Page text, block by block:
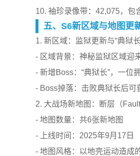
10. 袖珍录像带：42,075，包
五、S6新区域与地图更
1. 新区域：监狱更新与“典狱
- 区域背景：神秘监狱区域迎
- 新增Boss：“典狱长”，一位
- Boss掉落：击败典狱长后可
2. 大战场新地图：断层（Fault
- 地图数量：共6张新地图
- 上线时间：2025年9月17日
- 地图风格：以地壳运动造成